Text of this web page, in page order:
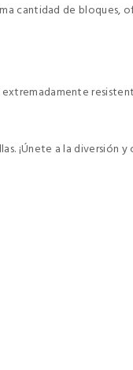
cantidad de
¡Únete a la diversión